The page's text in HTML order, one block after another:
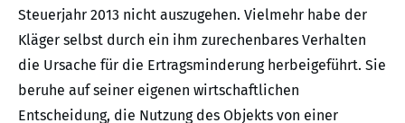
Steuerjahr 2013 nicht auszugehen. Vielmehr habe der
Kläger selbst durch ein ihm zurechenbares Verhalten
die Ursache für die Ertragsminderung herbeigeführt. Sie
beruhe auf seiner eigenen wirtschaftlichen
Entscheidung, die Nutzung des Objekts von einer